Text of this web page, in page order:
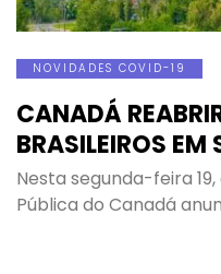
NOVIDADES COVID-19
CANADÁ
BRASILEIROS EM
Nesta segunda-feira
Pública do Canadá